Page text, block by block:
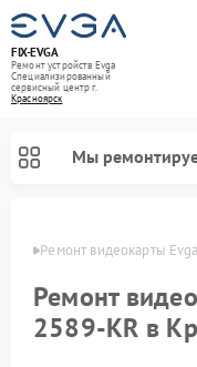
FIX-EVGA
Ремонт устройств Evga
Специализированный
cервисный центр г.
Красноярск
Мы
Ремонт видеокарты
Ремонт
2589-KR в